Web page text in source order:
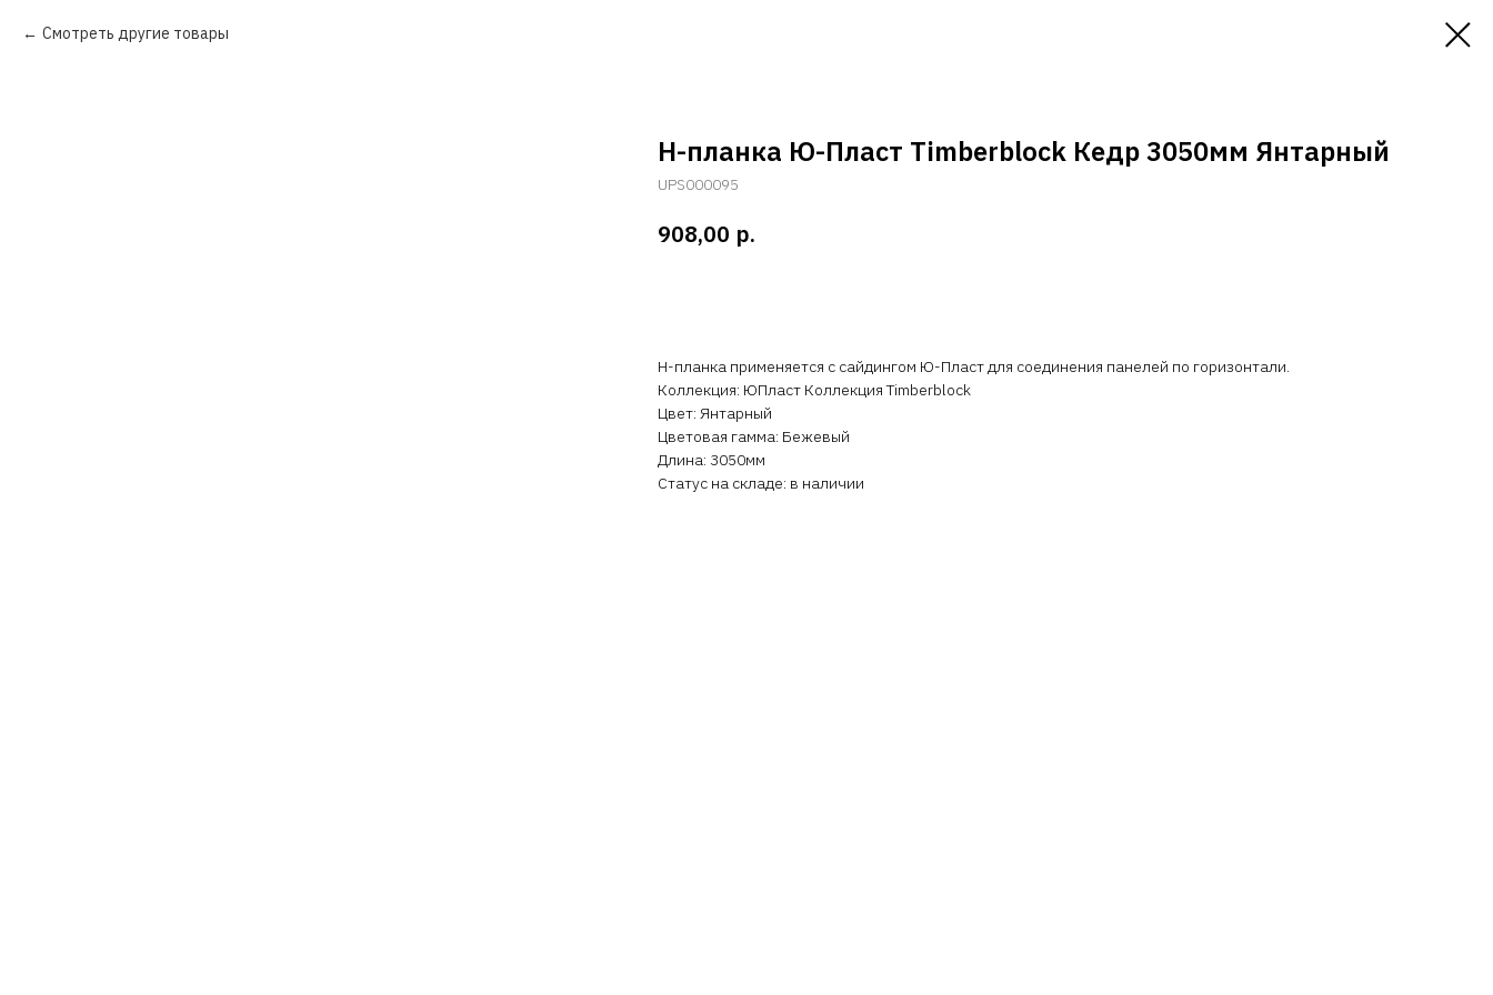
Смотреть другие товары
Н-планка Ю-Пласт Timberblock Кедр 3050мм Янтарный
UPS000095
908,00 р.
H-планка применяется с сайдингом Ю-Пласт для соединения панелей по горизонтали.
Коллекция: ЮПласт Коллекция Timberblock
Цвет: Янтарный
Цветовая гамма: Бежевый
Длина: 3050мм
Статус на складе: в наличии